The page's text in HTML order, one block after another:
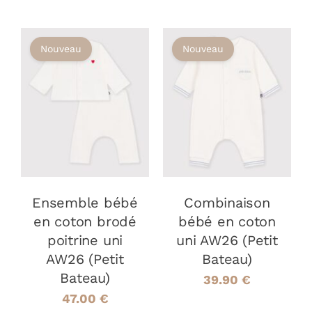
CHOIX DES
VARIATIONS.
PEUVENT
ÊTRE
CHOISIES
SUR
LA
PAGE
DU
Nouveau
Ensemble bébé
en coton brodé
poitrine uni
AW26 (Petit
Bateau)
47.00 €
PEUVENT
ÊTRE
CHOISIES
SUR
LA
PAGE
Nouveau
Combinaison
bébé en coton
uni AW26 (Petit
Bateau)
39.90 €